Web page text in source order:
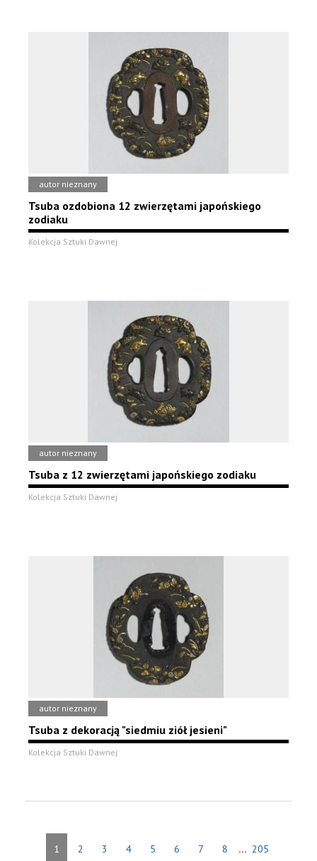
autor nieznany
Tsuba ozdobiona 12 zwierzętami japońskiego
zodiaku
Kolekcja Sztuki Dawnej
autor nieznany
Tsuba z 12 zwierzętami japońskiego zodiaku
Kolekcja Sztuki Dawnej
autor nieznany
Tsuba z dekoracją "siedmiu ziół jesieni"
Kolekcja Sztuki Dawnej
1 2 3 4 5 6 7 8 ... 205